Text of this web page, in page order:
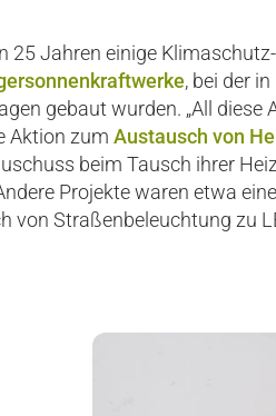
25 Jahren einige
, bei der
gebaut wurden. „All
Aktion zum Austausch von
beim Tausch ihrer
Projekte waren etwa
von Straßenbeleuchtung zu